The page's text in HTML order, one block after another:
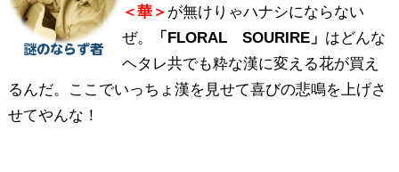
＜華＞ が無けりゃハナシにならない
ぜ。
「FLORAL SOURIRE」 はどんな
ヘタレ共でも粋な漢に変える花が買え
るんだ。ここでいっちょ漢を見せて喜びの悲鳴を上げさ
せてやんな！